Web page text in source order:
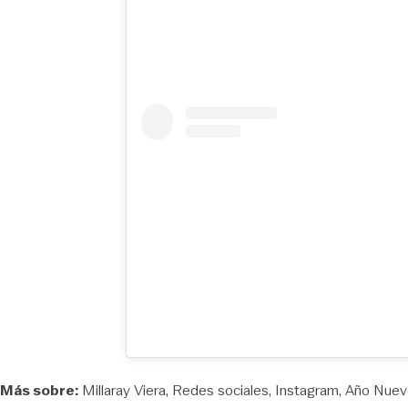
Más sobre: Millaray Viera Redes sociales Instagram Año